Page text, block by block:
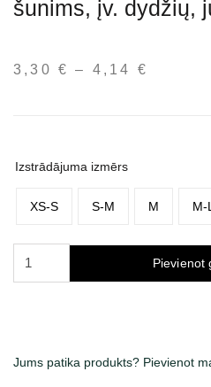
šunims, įv. dydžių,
3,30 € – 4,14 €
Izstrādājuma izmērs
XS-S S-M M M-L
Trixie
šunims,
Pievienot
Jums patika produkts? Pievienot